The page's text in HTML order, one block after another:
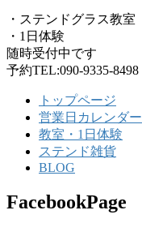
・ステンドグラス教室
・1日体験
随時受付中です
予約TEL:090-9335-8498
トップページ
営業日カレンダー
教室・1日体験
ステンド雑貨
BLOG
FacebookPage